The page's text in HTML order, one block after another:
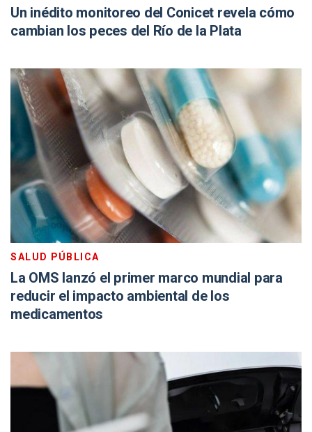
Un inédito monitoreo del Conicet revela cómo
cambian los peces del Río de la Plata
SALUD PÚBLICA
La OMS lanzó el primer marco mundial para
reducir el impacto ambiental de los
medicamentos